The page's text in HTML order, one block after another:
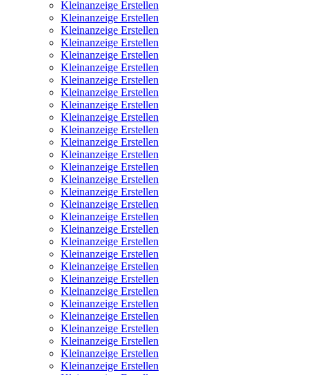
Kleinanzeige Erstellen
Kleinanzeige Erstellen
Kleinanzeige Erstellen
Kleinanzeige Erstellen
Kleinanzeige Erstellen
Kleinanzeige Erstellen
Kleinanzeige Erstellen
Kleinanzeige Erstellen
Kleinanzeige Erstellen
Kleinanzeige Erstellen
Kleinanzeige Erstellen
Kleinanzeige Erstellen
Kleinanzeige Erstellen
Kleinanzeige Erstellen
Kleinanzeige Erstellen
Kleinanzeige Erstellen
Kleinanzeige Erstellen
Kleinanzeige Erstellen
Kleinanzeige Erstellen
Kleinanzeige Erstellen
Kleinanzeige Erstellen
Kleinanzeige Erstellen
Kleinanzeige Erstellen
Kleinanzeige Erstellen
Kleinanzeige Erstellen
Kleinanzeige Erstellen
Kleinanzeige Erstellen
Kleinanzeige Erstellen
Kleinanzeige Erstellen
Kleinanzeige Erstellen